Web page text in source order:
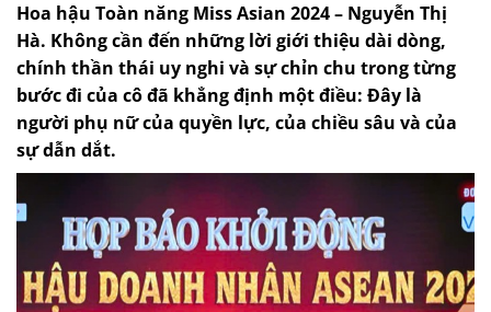
Hoa hậu Toàn năng Miss Asian 2024 – Nguyễn Thị
Hà. Không cần đến những lời giới thiệu dài dòng,
chính thần thái uy nghi và sự chỉn chu trong từng
bước đi của cô đã khẳng định một điều: Đây là
người phụ nữ của quyền lực, của chiều sâu và của
sự dẫn dắt.